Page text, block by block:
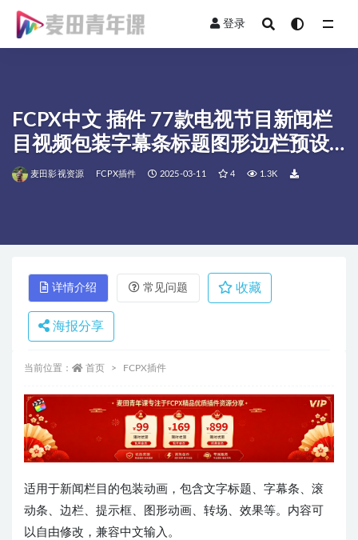
登录
FCPX中文 插件 77款电视节目新闻栏
目视频包装字幕条标题图形边栏预设
动画 mNews
麦田影视资源 FCPX插件 2025-03-11 4 1.3K
详情介绍 常见问题 收藏
海报分享
当前位置： 首页 FCPX插件
适用于新闻栏目的包装动画，包含文字标题、字幕条、滚
动条、边栏、提示框、图形动画、转场、效果等。内容可
以自由修改，兼容中文输入。